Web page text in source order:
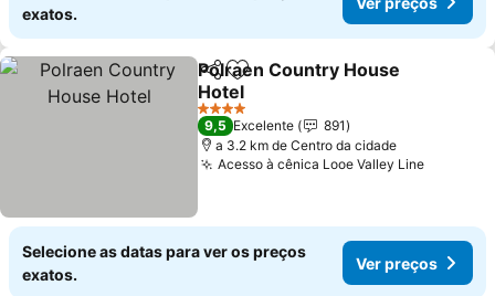
exatos.
PartilharAdicionar aos favoritos
Polraen Country House
Hotel
4 Estrelas
9,5 Excelente
891
a 3.2 km de Centro da cidade
Acesso à cênica Looe Valley Line
Selecione as datas para ver os preços
exatos.
Ver preços